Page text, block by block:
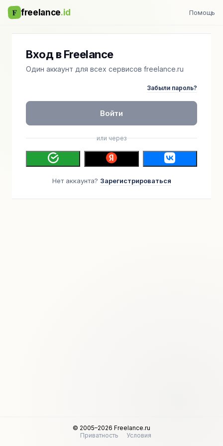
F freelance.id Помощь
Вход в Freelance
Один аккаунт для всех сервисов freelance.ru
Забыли пароль?
Войти
или через
Нет аккаунта? Зарегистрироваться
© 2005–2026 Freelance.ru
Приватность
Условия